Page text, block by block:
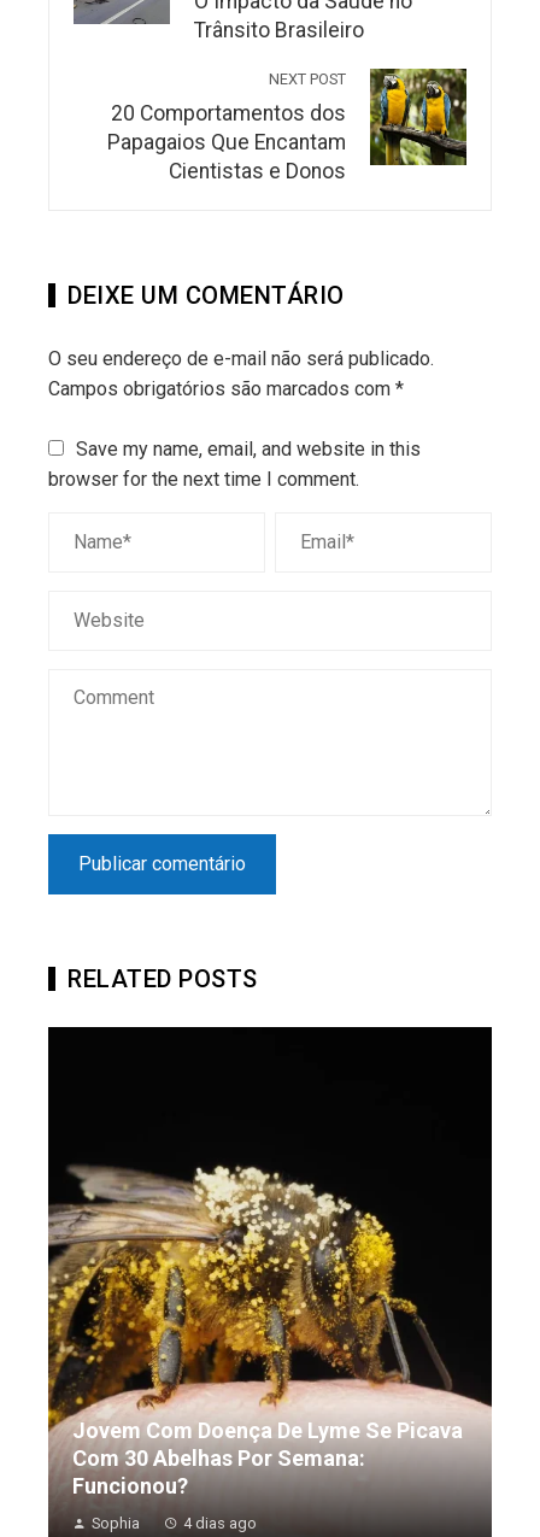
Trânsito Brasileiro
NEXT POST
20 Comportamentos dos
Papagaios Que Encantam
Cientistas e Donos
DEIXE UM COMENTÁRIO
O seu endereço de e-mail não será publicado.
Campos obrigatórios são marcados com *
Save my name, email, and website in this
browser for the next time I comment.
RELATED POSTS
Jovem Com Doença De Lyme Se Picava
Com 30 Abelhas Por Semana:
Funcionou?
Sophia 4 dias ago